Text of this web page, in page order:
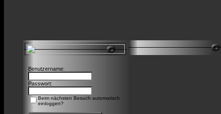
Benutzername:
Passwort:
Beim nächsten Besuch automatisch
einloggen?